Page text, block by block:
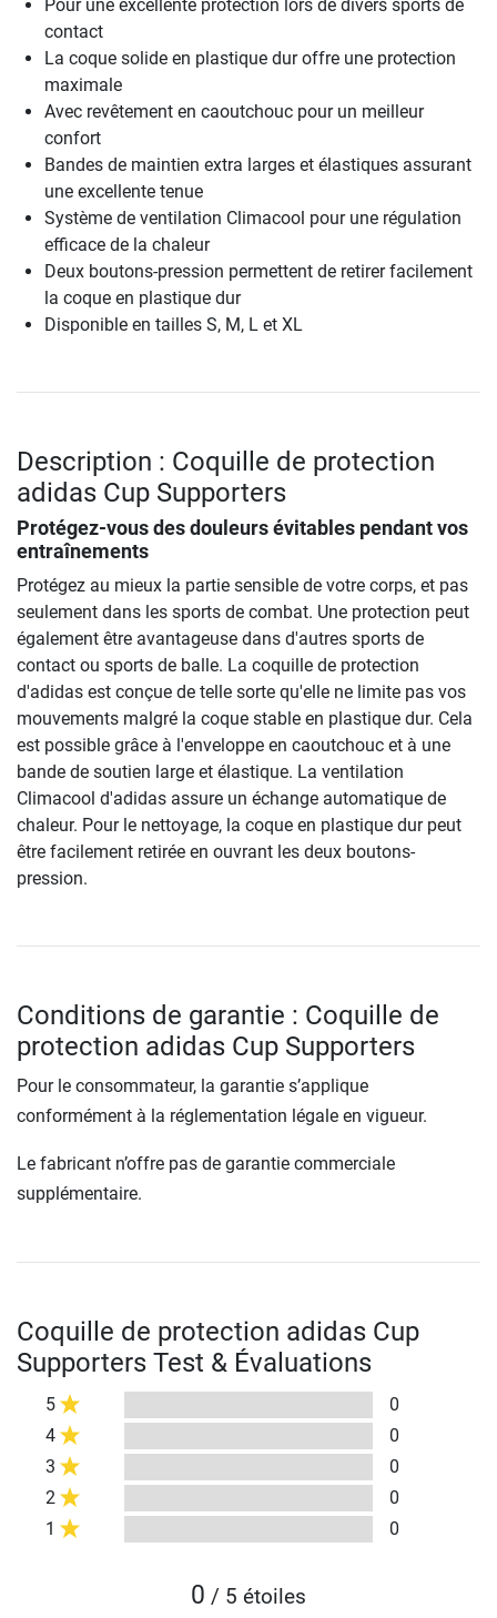
Pour une excellente protection lors de divers sports de
contact
La coque solide en plastique dur offre une protection
maximale
Avec revêtement en caoutchouc pour un meilleur
confort
Bandes de maintien extra larges et élastiques assurant
une excellente tenue
Système de ventilation Climacool pour une régulation
efficace de la chaleur
Deux boutons-pression permettent de retirer facilement
la coque en plastique dur
Disponible en tailles S, M, L et XL
Description : Coquille de protection
adidas Cup Supporters
Protégez-vous des douleurs évitables pendant vos
entraînements
Protégez au mieux la partie sensible de votre corps, et pas
seulement dans les sports de combat. Une protection peut
également être avantageuse dans d'autres sports de
contact ou sports de balle. La coquille de protection
d'adidas est conçue de telle sorte qu'elle ne limite pas vos
mouvements malgré la coque stable en plastique dur. Cela
est possible grâce à l'enveloppe en caoutchouc et à une
bande de soutien large et élastique. La ventilation
Climacool d'adidas assure un échange automatique de
chaleur. Pour le nettoyage, la coque en plastique dur peut
être facilement retirée en ouvrant les deux boutons-
pression.
Conditions de garantie : Coquille de
protection adidas Cup Supporters
Pour le consommateur, la garantie s’applique
conformément à la réglementation légale en vigueur.
Le fabricant n’offre pas de garantie commerciale
supplémentaire.
Coquille de protection adidas Cup
Supporters Test & Évaluations
5
0
4
0
3
0
2
0
1
0
0 / 5 étoiles